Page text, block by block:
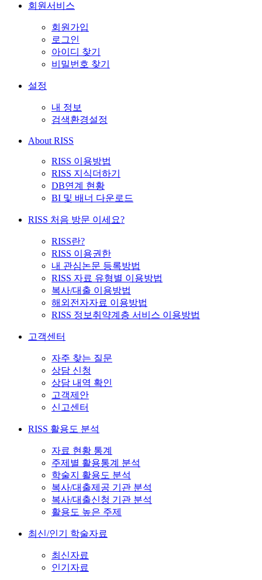
회원서비스
회원가입
로그인
아이디 찾기
비밀번호 찾기
설정
내 정보
검색환경설정
About RISS
RISS 이용방법
RISS 지식더하기
DB연계 현황
BI 및 배너 다운로드
RISS 처음 방문 이세요?
RISS란?
RISS 이용권한
내 관심논문 등록방법
RISS 자료 유형별 이용방법
복사/대출 이용방법
해외전자자료 이용방법
RISS 정보취약계층 서비스 이용방법
고객센터
자주 찾는 질문
상담 신청
상담 내역 확인
고객제안
신고센터
RISS 활용도 분석
자료 현황 통계
주제별 활용통계 분석
학술지 활용도 분석
복사/대출제공 기관 분석
복사/대출신청 기관 분석
활용도 높은 주제
최신/인기 학술자료
최신자료
인기자료